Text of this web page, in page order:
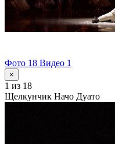
Фото 18 Видео 1
×
1 из 18
Щелкунчик Начо Дуато